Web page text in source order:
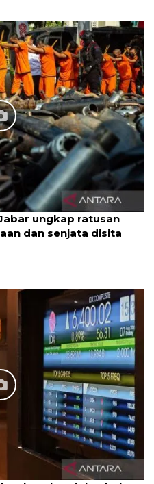
ungkap ratusan
dan senjata disita